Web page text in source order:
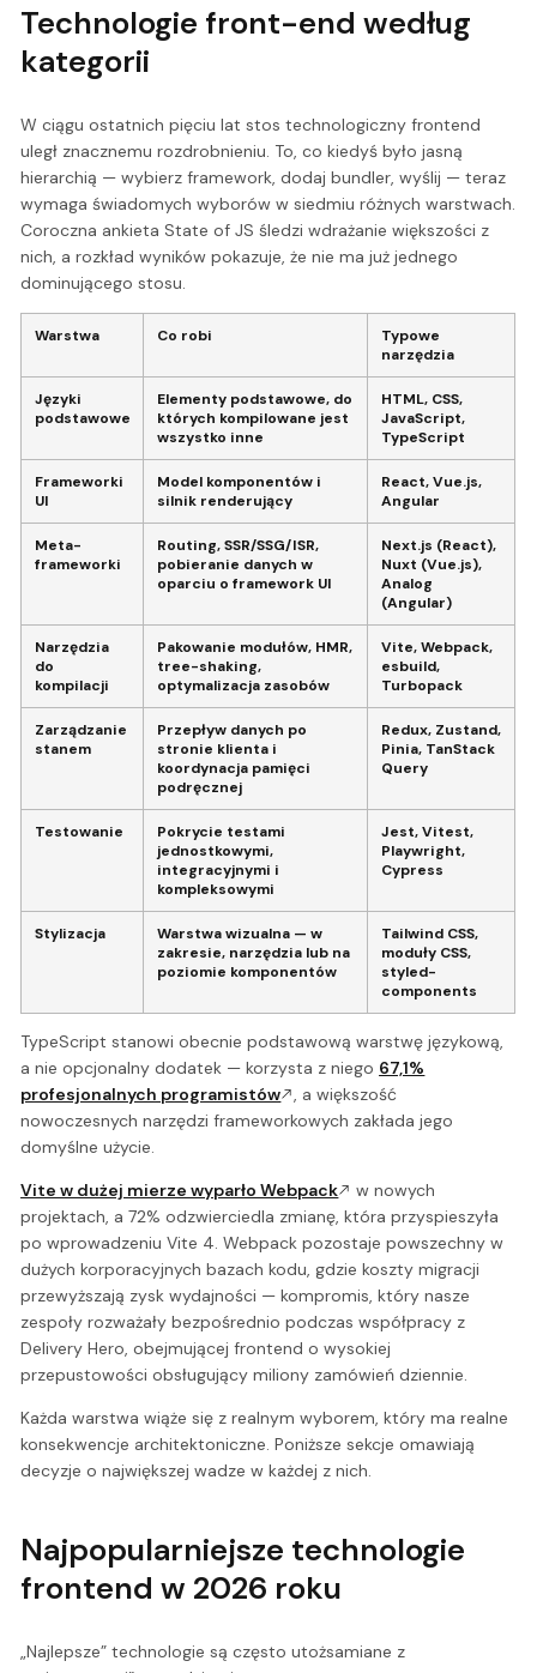
Technologie front-end według
kategorii
W ciągu ostatnich pięciu lat stos technologiczny frontend
uległ znacznemu rozdrobnieniu. To, co kiedyś było jasną
hierarchią — wybierz framework, dodaj bundler, wyślij — teraz
wymaga świadomych wyborów w siedmiu różnych warstwach.
Coroczna ankieta State of JS śledzi wdrażanie większości z
nich, a rozkład wyników pokazuje, że nie ma już jednego
dominującego stosu.
Warstwa Co robi
Typowe
narzędzia
Języki
podstawowe
Elementy podstawowe, do
których kompilowane jest
wszystko inne
HTML, CSS,
JavaScript,
TypeScript
Frameworki
UI
Model komponentów i
silnik renderujący
React, Vue.js,
Angular
Meta-
frameworki
Routing, SSR/SSG/ISR,
pobieranie danych w
oparciu o framework UI
Next.js (React),
Nuxt (Vue.js),
Analog
(Angular)
Narzędzia
do
kompilacji
Pakowanie modułów, HMR,
tree-shaking,
optymalizacja zasobów
Vite, Webpack,
esbuild,
Turbopack
Zarządzanie
stanem
Przepływ danych po
stronie klienta i
koordynacja pamięci
podręcznej
Redux, Zustand,
Pinia, TanStack
Query
Testowanie
Pokrycie testami
jednostkowymi,
integracyjnymi i
kompleksowymi
Jest, Vitest,
Playwright,
Cypress
Stylizacja
Warstwa wizualna — w
zakresie, narzędzia lub na
poziomie komponentów
Tailwind CSS,
moduły CSS,
styled-
components
TypeScript stanowi obecnie podstawową warstwę językową,
a nie opcjonalny dodatek — korzysta z niego 67,1%
profesjonalnych programistów
, a większość
nowoczesnych narzędzi frameworkowych zakłada jego
domyślne użycie.
Vite w dużej mierze wyparło Webpack
w nowych
projektach, a 72% odzwierciedla zmianę, która przyspieszyła
po wprowadzeniu Vite 4. Webpack pozostaje powszechny w
dużych korporacyjnych bazach kodu, gdzie koszty migracji
przewyższają zysk wydajności — kompromis, który nasze
zespoły rozważały bezpośrednio podczas współpracy z
Delivery Hero, obejmującej frontend o wysokiej
przepustowości obsługujący miliony zamówień dziennie.
Każda warstwa wiąże się z realnym wyborem, który ma realne
konsekwencje architektoniczne. Poniższe sekcje omawiają
decyzje o największej wadze w każdej z nich.
Najpopularniejsze technologie
frontend w 2026 roku
„Najlepsze” technologie są często utożsamiane z